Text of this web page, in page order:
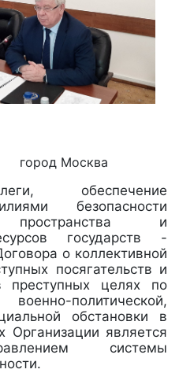
года
Москва
обеспечение
безопасности
пространства и
государств -
о коллективной
посягательств и
преступных целях по
политической,
обстановки в
Организации является
системы